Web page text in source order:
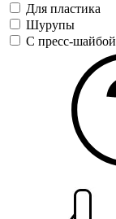
Для пластика
Шурупы
С пресс-шайбой